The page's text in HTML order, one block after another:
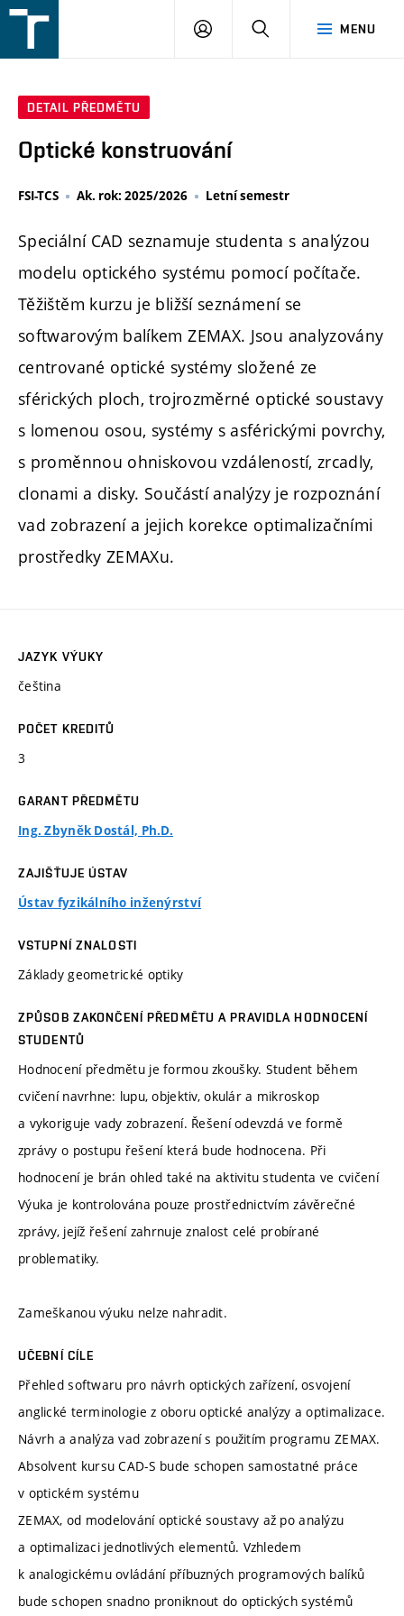
v
MENU
PŘIHLÁŠENÍ
DETAIL PŘEDMĚTU
Optické konstruování
FSI-TCS Ak. rok: 2025/2026 Letní semestr
Speciální CAD seznamuje studenta s analýzou
modelu optického systému pomocí počítače.
Těžištěm kurzu je bližší seznámení se
softwarovým balíkem ZEMAX. Jsou analyzovány
centrované optické systémy složené ze
sférických ploch, trojrozměrné optické soustavy
s lomenou osou, systémy s asférickými povrchy,
s proměnnou ohniskovou vzdáleností, zrcadly,
clonami a disky. Součástí analýzy je rozpoznání
vad zobrazení a jejich korekce optimalizačními
prostředky ZEMAXu.
JAZYK VÝUKY
čeština
POČET KREDITŮ
3
GARANT PŘEDMĚTU
Ing. Zbyněk Dostál, Ph.D.
ZAJIŠŤUJE ÚSTAV
Ústav fyzikálního inženýrství
VSTUPNÍ ZNALOSTI
Základy geometrické optiky
ZPŮSOB ZAKONČENÍ PŘEDMĚTU A PRAVIDLA HODNOCENÍ
STUDENTŮ
Hodnocení předmětu je formou zkoušky. Student během
cvičení navrhne: lupu, objektiv, okulár a mikroskop
a vykoriguje vady zobrazení. Řešení odevzdá ve formě
zprávy o postupu řešení která bude hodnocena. Při
hodnocení je brán ohled také na aktivitu studenta ve cvičení
Výuka je kontrolována pouze prostřednictvím závěrečné
zprávy, jejíž řešení zahrnuje znalost celé probírané
problematiky.
Zameškanou výuku nelze nahradit.
UČEBNÍ CÍLE
Přehled softwaru pro návrh optických zařízení, osvojení
anglické terminologie z oboru optické analýzy a optimalizace.
Návrh a analýza vad zobrazení s použitím programu ZEMAX.
Absolvent kursu CAD-S bude schopen samostatné práce
v optickém systému
ZEMAX, od modelování optické soustavy až po analýzu
a optimalizaci jednotlivých elementů. Vzhledem
k analogickému ovládání příbuzných programových balíků
bude schopen snadno proniknout do optických systémů